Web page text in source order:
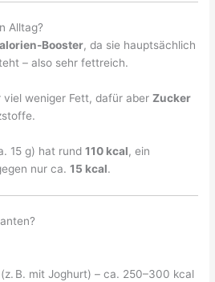
Alltag?
Booster, da sie hauptsächlich
– also sehr fettreich.
viel weniger Fett, dafür aberZucker
15 g) hat rund110 kcal, ein
nur ca.15 kcal.
(z. B. mit Joghurt) – ca. 250–300 kcal